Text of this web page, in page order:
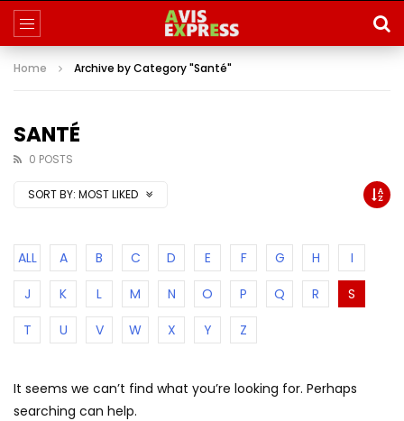
Home Archive by Category "Santé"
SANTÉ
0 POSTS
SORT BY: MOST LIKED
ALL A B C D E F G H
I
J
K L M N O P Q R
S
T
U V W X Y Z
It seems we can’t find what you’re looking for. Perhaps
searching can help.